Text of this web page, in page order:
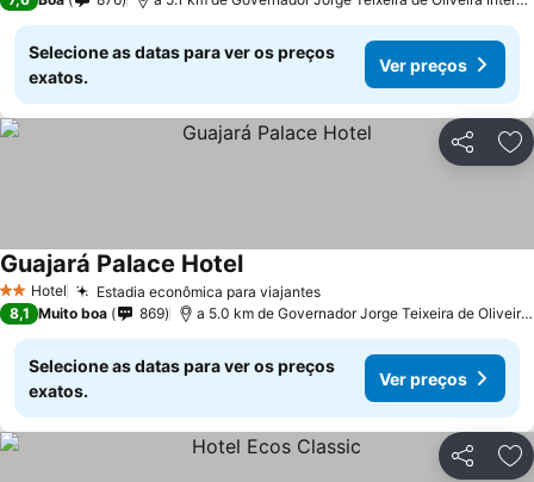
Selecione as datas para ver os preços
exatos.
Ver preços
Partilhar
2 Estrelas
Hotel Estadia econômica para viajantesVer preços
Guajará Palace HotelVer preços
8,1 Muito boa 869 a 5.0 km de Governador Jorge Teixeira de
Selecione as datas para ver os preços
exatos.
Ver preços
Partilhar